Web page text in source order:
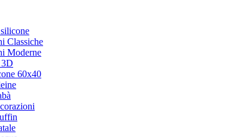
Classiche
Moderne
3D
60x40